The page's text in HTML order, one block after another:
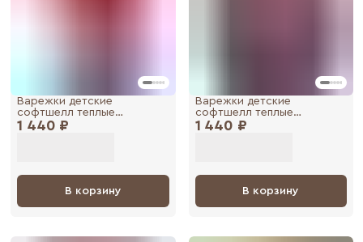
1 440 ₽
Варежки детские
софтшелл теплые
демисезонные
В корзину
1 440 ₽
Варежки детские
софтшелл теплые
демисезонные
В корзину